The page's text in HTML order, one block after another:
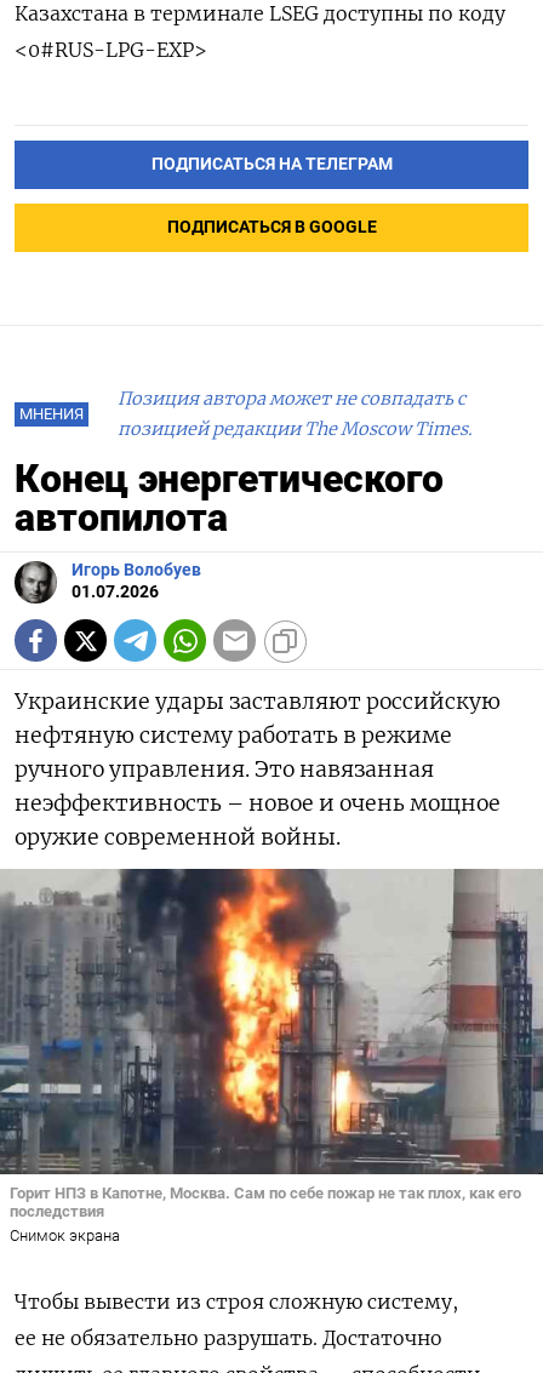
Казахстана в терминале LSEG ‌доступны по коду
<0#RUS-LPG-EXP>
ПОДПИСАТЬСЯ НА ТЕЛЕГРАМ
ПОДПИСАТЬСЯ В GOOGLE
МНЕНИЯ
Позиция автора может не совпадать с
позицией редакции The Moscow Times.
Конец энергетического
автопилота
Игорь Волобуев
01.07.2026
Украинские удары заставляют российскую
нефтяную систему работать в режиме
ручного управления. Это навязанная
неэффективность – новое и очень мощное
оружие современной войны.
Горит НПЗ в Капотне, Москва. Сам по себе пожар не так плох, как его
последствия
Снимок экрана
Чтобы вывести из строя сложную систему,
ее не обязательно разрушать. Достаточно